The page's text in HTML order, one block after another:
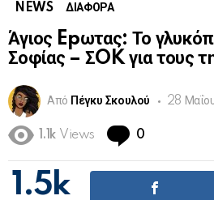
NEWS ΔΙΑΦΟΡΑ
Άγιος Epωτας: Το
Σοφίας – ΣOK για τους
Από Πέγκυ Σκουλού 28
1.1k Views 0
1.5k